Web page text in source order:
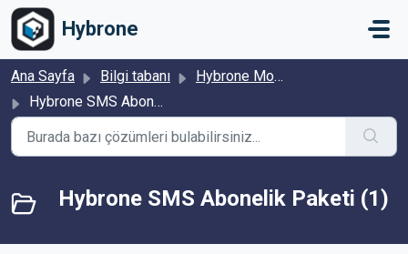
Ana içeriğe geç
Hybrone
Ana Sayfa Bilgi tabanı
Hybrone Mobil
Hybrone SMS Abonelik Paketi
Hybrone SMS Abonelik Paketi (1)